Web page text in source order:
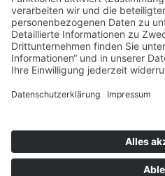
Fr.8:00 – 15:00
Newsletter Anmeldung
Jahresabschlüsse